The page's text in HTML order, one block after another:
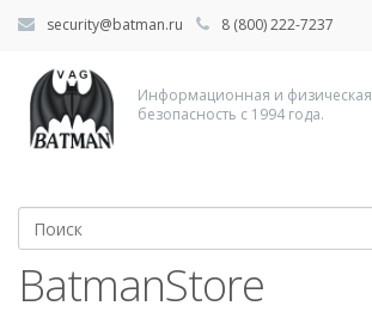
security@batman.ru 8 (800) 222-7237
Информационная и физическая
безопасность с 1994 года.
BatmanStore